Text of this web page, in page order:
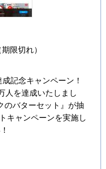
限切れ）
記念キャンペーン！
人を達成いたしまし
のバターセット』が抽
キャンペーンを実施し